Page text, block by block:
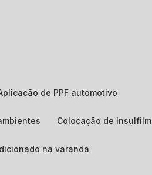
Aplicação de PPF automotivo
Colocação de Insulfilm
na varanda